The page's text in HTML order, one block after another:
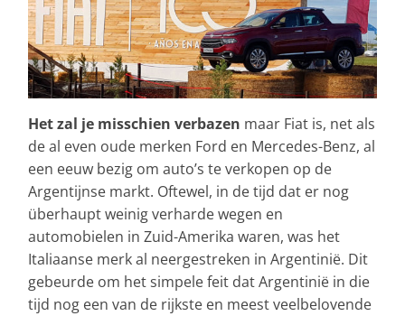
Het zal je misschien verbazen maar Fiat is, net als
de al even oude merken Ford en Mercedes-Benz, al
een eeuw bezig om auto’s te verkopen op de
Argentijnse markt. Oftewel, in de tijd dat er nog
überhaupt weinig verharde wegen en
automobielen in Zuid-Amerika waren, was het
Italiaanse merk al neergestreken in Argentinië. Dit
gebeurde om het simpele feit dat Argentinië in die
tijd nog een van de rijkste en meest veelbelovende